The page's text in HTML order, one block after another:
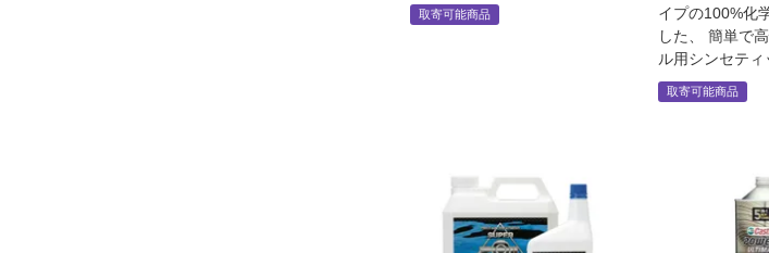
取寄可能商品
イプの100%化
した、 簡単で
ル用シンセテ
取寄可能商品